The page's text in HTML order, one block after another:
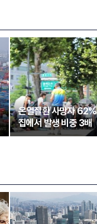
온열질환 사망자
집에서 발생 비중 3배